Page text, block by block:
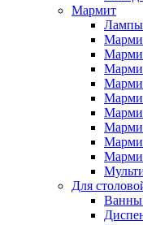
Мармит
Лампы
Для
Ванны